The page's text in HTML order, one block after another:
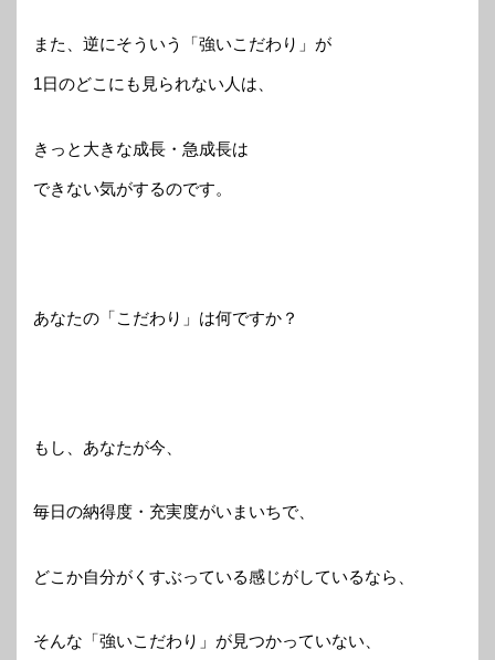
また、逆にそういう「強いこだわり」が
1日のどこにも見られない人は、
きっと大きな成長・急成長は
できない気がするのです。
あなたの「こだわり」は何ですか？
もし、あなたが今、
毎日の納得度・充実度がいまいちで、
どこか自分がくすぶっている感じがしているなら、
そんな「強いこだわり」が見つかっていない、